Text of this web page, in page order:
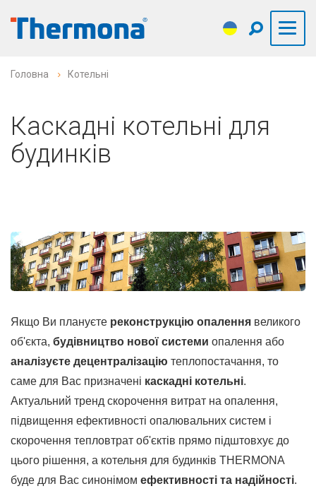
Головна Котельні
Каскадні котельні для
будинків
Якщо Ви плануєте реконструкцію опалення великого
об'єкта, будівництво нової системи опалення або
аналізуєте децентралізацію теплопостачання, то
саме для Вас призначені каскадні котельні.
Актуальний тренд скорочення витрат на опалення,
підвищення ефективності опалювальних систем і
скорочення тепловтрат об'єктів прямо підштовхує до
цього рішення, а котельня для будинків THERMONA
буде для Вас синонімом ефективності та надійності.